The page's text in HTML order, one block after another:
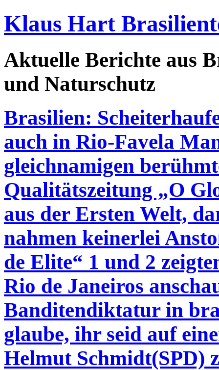
Klaus Hart
Aktuelle Berichte aus
und Naturschutz
Brasilien:
auch in Rio-Favela
gleichnamigen
Qualitätszeitung „O
aus der Ersten Welt,
nahmen keinerlei
de Elite“ 1 und 2
Rio de Janeiros
Banditendiktatur in
glaube, ihr seid auf
Helmut